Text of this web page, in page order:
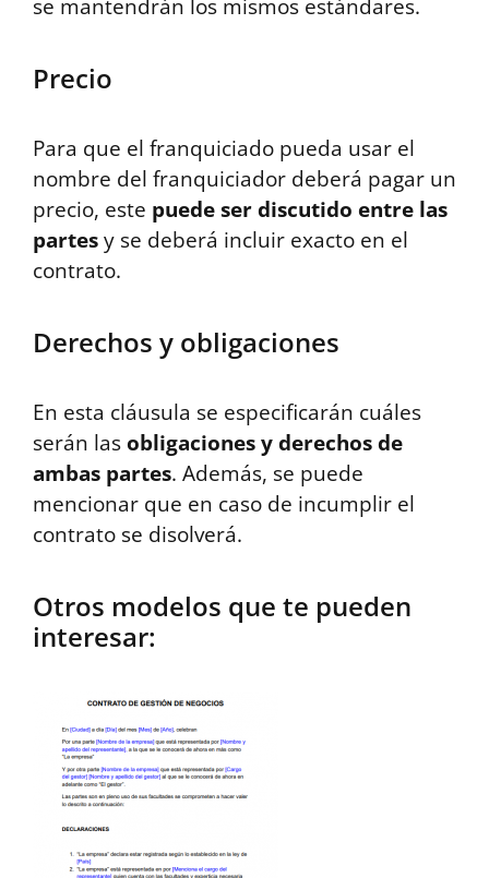
se mantendrán los mismos estándares.
Precio
Para que el franquiciado pueda usar el
nombre del franquiciador deberá pagar un
precio, este puede ser discutido entre las
partesy se deberá incluir exacto en el
contrato.
Derechos y obligaciones
En esta cláusula se especificarán cuáles
serán lasobligaciones y derechos de
ambas partes. Además, se puede
mencionar que en caso de incumplir el
contrato se disolverá.
Otros modelos que te pueden
interesar: